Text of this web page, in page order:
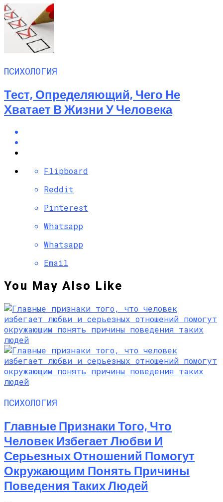
ПСИХОЛОГИЯ
Тест, Определяющий, Чего Не
Хватает В Жизни У Человека
Flipboard
Reddit
Pinterest
Whatsapp
Whatsapp
Email
You May Also Like
ПСИХОЛОГИЯ
Главные Признаки Того, Что
Человек Избегает Любви И
Серьезных Отношений Помогут
Окружающим Понять Причины
Поведения Таких Людей